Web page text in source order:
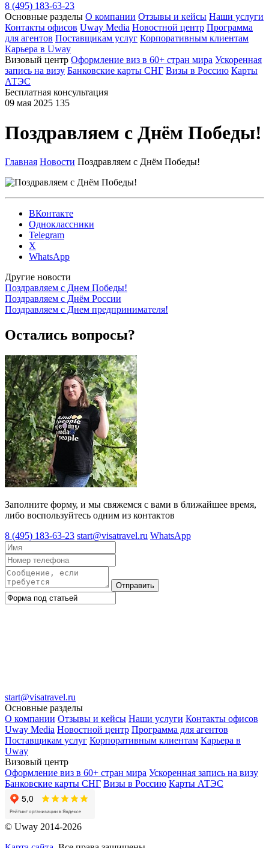
8 (495) 183-63-23
Основные разделы О компании Отзывы и кейсы Наши услуги
Контакты офисов Uway Media Новостной центр Программа
для агентов Поставщикам услуг Корпоративным клиентам
Карьера в Uway
Визовый центр Оформление виз в 60+ стран мира Ускоренная
запись на визу Банковские карты СНГ Визы в Россию Карты
АТЭС
Бесплатная консультация
09 мая 2025 135
Поздравляем с Днём Победы!
Главная Новости Поздравляем с Днём Победы!
ВКонтакте
Одноклассники
Telegram
X
WhatsApp
Другие новости
Поздравляем с Днем Победы!
Поздравляем с Днём России
Поздравляем с Днем предпринимателя!
Остались вопросы?
Заполните форму, и мы свяжемся с вами в ближайшее время,
либо воспользуйтесь одним из контактов
8 (495) 183-63-23 start@visatravel.ru WhatsApp
Отправить
start@visatravel.ru
Основные разделы
О компании Отзывы и кейсы Наши услуги Контакты офисов
Uway Media Новостной центр Программа для агентов
Поставщикам услуг Корпоративным клиентам Карьера в
Uway
Визовый центр
Оформление виз в 60+ стран мира Ускоренная запись на визу
Банковские карты СНГ Визы в Россию Карты АТЭС
© Uway 2014-2026